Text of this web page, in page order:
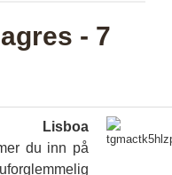
- 7
Lisboa
du inn på